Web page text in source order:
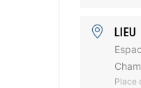
LIEU
Place